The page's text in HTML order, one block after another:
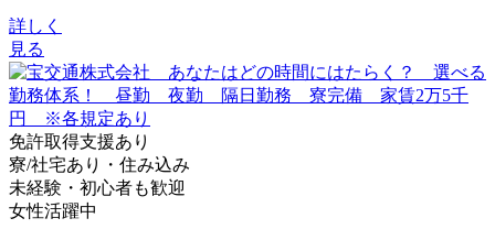
詳しく
見る
免許取得支援あり
寮/社宅あり・住み込み
未経験・初心者も歓迎
女性活躍中